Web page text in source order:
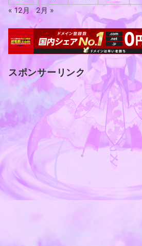
« 12月
2月 »
スポンサーリンク